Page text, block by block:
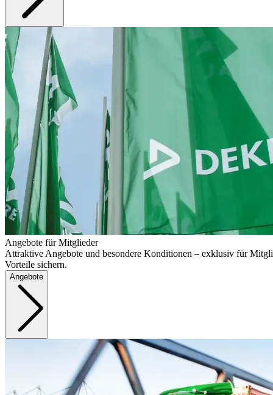
Angebote für Mitglieder
Attraktive Angebote und besondere Konditionen – exklusiv für
Vorteile sichern.
Angebote